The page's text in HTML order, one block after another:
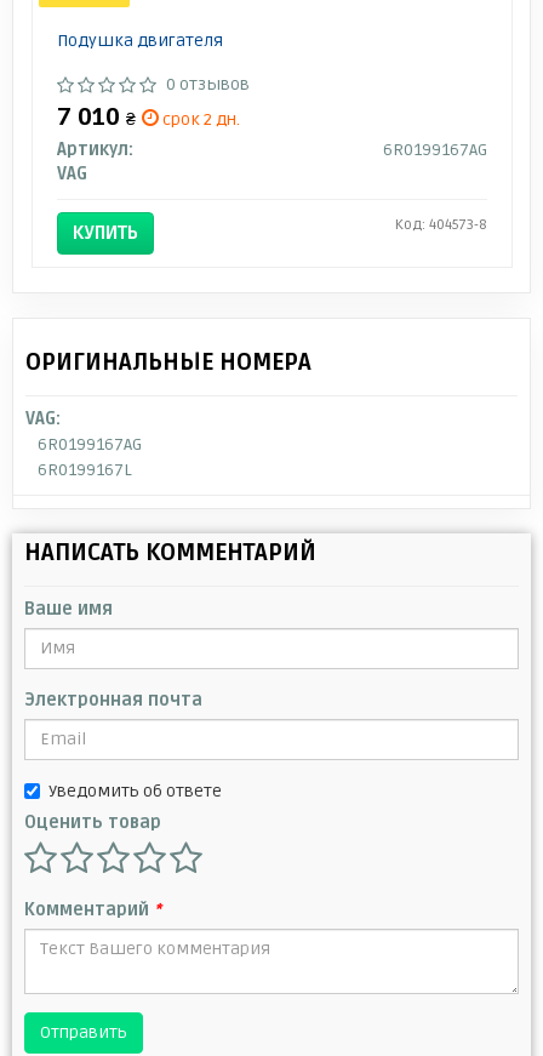
Подушка двигателя
0 отзывов
7 010 ₴
срок 2 дн.
Артикул:
6R0199167AG
VAG
КУПИТЬ Код: 404573-8
ОРИГИНАЛЬНЫЕ НОМЕРА
VAG:
6R0199167AG
6R0199167L
НАПИСАТЬ КОММЕНТАРИЙ
Ваше имя
Электронная почта
Уведомить об ответе
Оценить товар
Комментарий *
Отправить